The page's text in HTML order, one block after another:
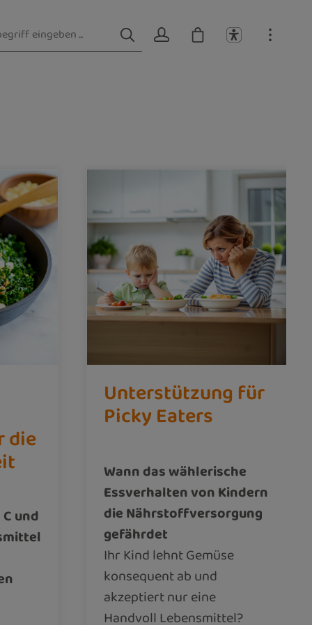
die
und
Unterstützung für
Picky Eaters
Wann das wählerische
Essverhalten von Kindern
die Nährstoffversorgung
gefährdet
Ihr Kind lehnt Gemüse
konsequent ab und
akzeptiert nur eine
Handvoll Lebensmittel?